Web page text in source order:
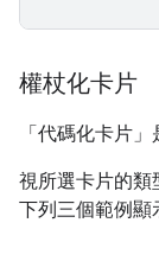
權杖化卡片
「代碼化卡片
視所選卡片的類
下列三個範例顯